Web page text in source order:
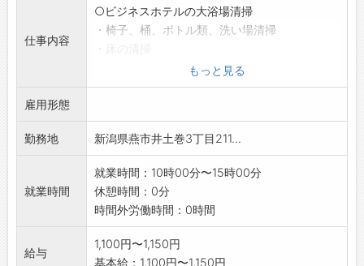
仕事内容
○ビジネスホテルの大浴場清掃
・椅子、桶、ボトル類、洗い場清掃
・1階ロビー、トイレの清掃
【変更の範囲】:変更なし
もっと見る
雇用形態
勤務地 新潟県燕市井土巻3丁目211...
就業時間
就業時間：10時00分〜15時00分
休憩時間：0分
時間外労働時間：0時間
給与
1,100円〜1,150円
基本給：1,100円〜1,150円